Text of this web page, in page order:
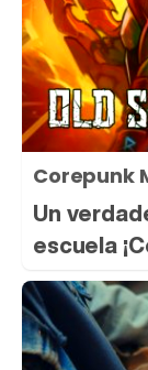
Corepunk
Un
escuela